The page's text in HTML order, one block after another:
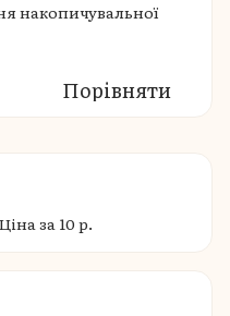
накопичувальної
Порівняти
за 10 р.